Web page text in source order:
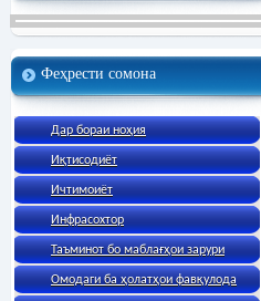
Феҳрести сомона
Дар бораи ноҳия
Иқтисодиёт
Ичтимоиёт
Инфрасохтор
Таъминот бо маблағҳои зарури
Омодаги ба ҳолатҳои фавқулода